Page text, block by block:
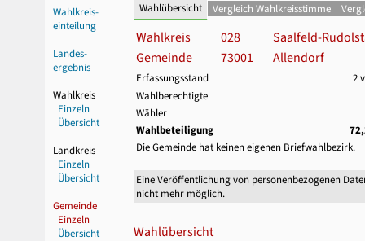
Wahlkreis-
einteilung
Landes-
ergebnis
Wahlkreis
Einzeln
Übersicht
Landkreis
Einzeln
Übersicht
Gemeinde
Einzeln
Übersicht
Wahlübersicht
Vergleich Wahlkreisstimme
Wahlkreis 028
Saalfeld-
Gemeinde
73001 Allendorf
Erfassungsstand
2
Wahlberechtigte
Wähler
Wahlbeteiligung
Die Gemeinde hat keinen eigenen Briefwahlbezirk.
Eine Veröffentlichung von personenbezogenen
nicht mehr möglich.
Wahlübersicht